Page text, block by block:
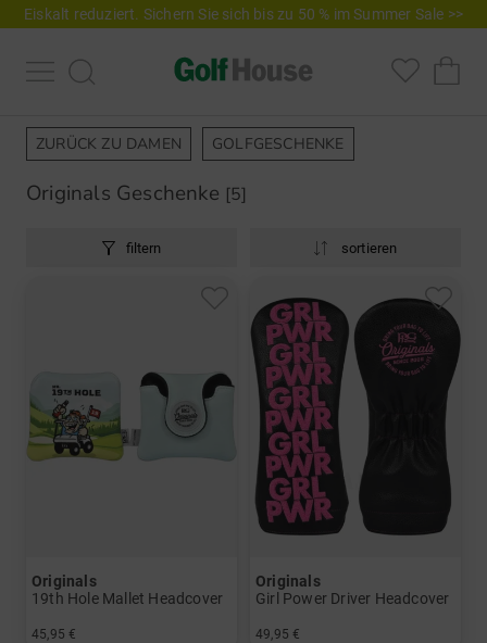
Eiskalt reduziert. Sichern Sie sich bis zu 50 % im Summer Sale >>
ZURÜCK ZU DAMEN GOLFGESCHENKE
Originals Geschenke [5]
filtern sortieren
Originals
19th Hole Mallet Headcover
45,95 €
Originals
Girl Power Driver Headcover
49,95 €